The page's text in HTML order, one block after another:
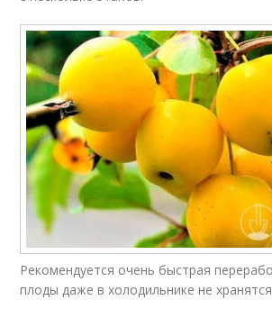
Рекомендуется очень быстрая
плоды даже в холодильнике не